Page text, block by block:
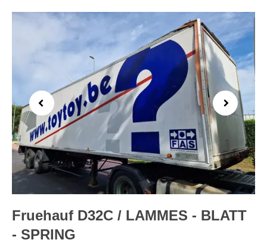
Previous Next
Fruehauf D32C / LAMMES - BLATT
- SPRING